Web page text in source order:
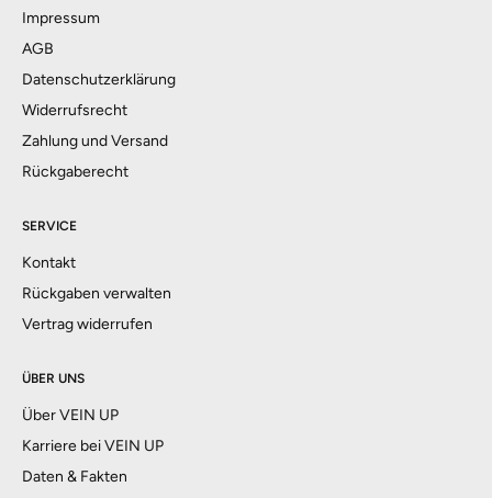
Impressum
AGB
Datenschutzerklärung
Widerrufsrecht
Zahlung und Versand
Rückgaberecht
SERVICE
Kontakt
Rückgaben verwalten
Vertrag widerrufen
ÜBER UNS
Über VEIN UP
Karriere bei VEIN UP
Daten & Fakten